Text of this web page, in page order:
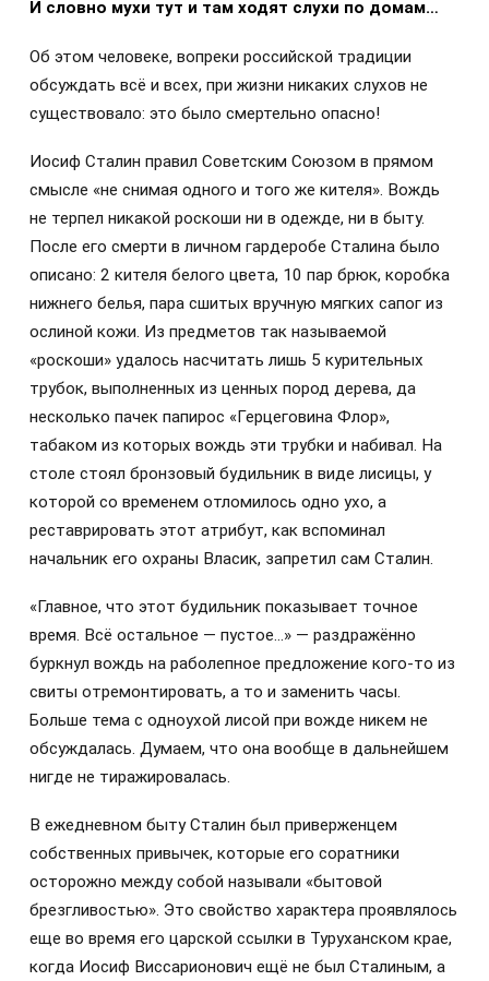
И словно мухи тут и там ходят слухи по домам…
Об этом человеке, вопреки российской традиции
обсуждать всё и всех, при жизни никаких слухов не
существовало: это было смертельно опасно!
Иосиф Сталин правил Советским Союзом в прямом
смысле «не снимая одного и того же кителя». Вождь
не терпел никакой роскоши ни в одежде, ни в быту.
После его смерти в личном гардеробе Сталина было
описано: 2 кителя белого цвета, 10 пар брюк, коробка
нижнего белья, пара сшитых вручную мягких сапог из
ослиной кожи. Из предметов так называемой
«роскоши» удалось насчитать лишь 5 курительных
трубок, выполненных из ценных пород дерева, да
несколько пачек папирос «Герцеговина Флор»,
табаком из которых вождь эти трубки и набивал. На
столе стоял бронзовый будильник в виде лисицы, у
которой со временем отломилось одно ухо, а
реставрировать этот атрибут, как вспоминал
начальник его охраны Власик, запретил сам Сталин.
«Главное, что этот будильник показывает точное
время. Всё остальное — пустое…» — раздражённо
буркнул вождь на раболепное предложение кого-то из
свиты отремонтировать, а то и заменить часы.
Больше тема с одноухой лисой при вожде никем не
обсуждалась. Думаем, что она вообще в дальнейшем
нигде не тиражировалась.
В ежедневном быту Сталин был приверженцем
собственных привычек, которые его соратники
осторожно между собой называли «бытовой
брезгливостью». Это свойство характера проявлялось
еще во время его царской ссылки в Туруханском крае,
когда Иосиф Виссарионович ещё не был Сталиным, а